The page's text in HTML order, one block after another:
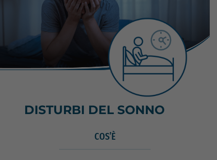
DISTURBI DEL SONNO
COS’È